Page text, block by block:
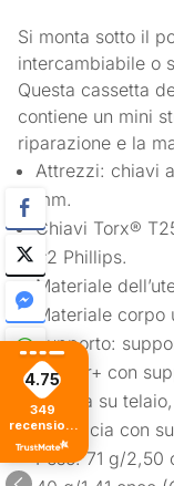
Si monta sotto il
intercambiabile o
Questa cassetta
contiene un mini
riparazione e la
Attrezzi: chiavi
mm.
Chiavi Torx®
#2 Phillips.
Materiale
Materiale
Supporto:
Master+ con
Installa su
borraccia con
Peso: 71 g/2,50
4.75
349
recensioni
di tutti i